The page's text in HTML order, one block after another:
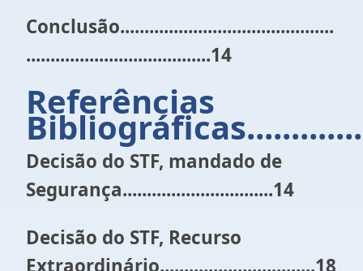
Conclusão............................................
......................................14
Referências
Decisão do STF, mandado de
Segurança...............................14
Decisão do STF, Recurso
Extraordinário................................18